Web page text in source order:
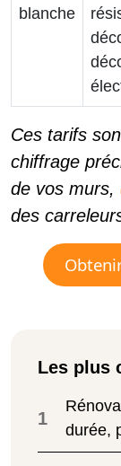
blanche
Ces tarifs
chiffrage
de vos murs,
des
Les plus
1
durée,